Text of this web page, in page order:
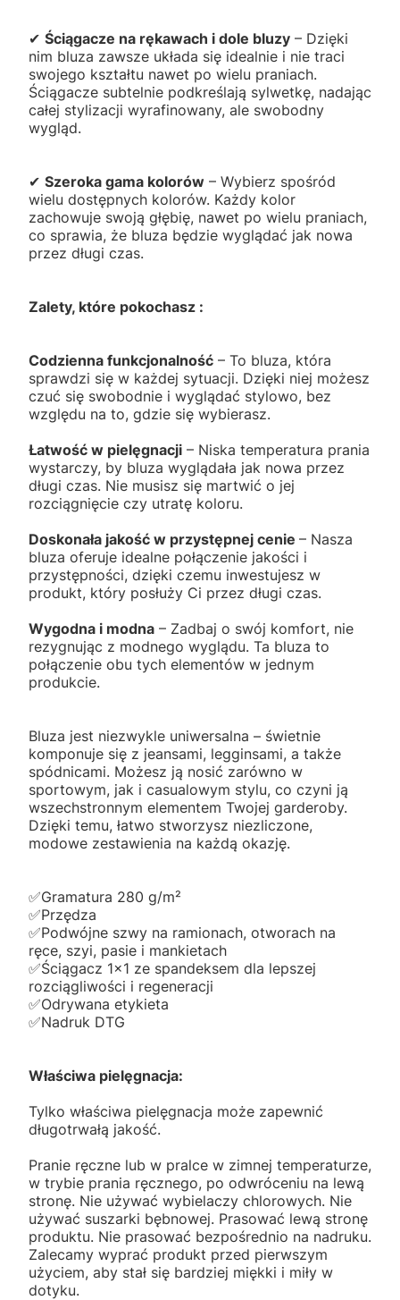
✔ Ściągacze na rękawach i dole bluzy – Dzięki
nim bluza zawsze układa się idealnie i nie traci
swojego kształtu nawet po wielu praniach.
Ściągacze subtelnie podkreślają sylwetkę, nadając
całej stylizacji wyrafinowany, ale swobodny
wygląd.
✔ Szeroka gama kolorów – Wybierz spośród
wielu dostępnych kolorów. Każdy kolor
zachowuje swoją głębię, nawet po wielu praniach,
co sprawia, że bluza będzie wyglądać jak nowa
przez długi czas.
Zalety, które pokochasz :
Codzienna funkcjonalność – To bluza, która
sprawdzi się w każdej sytuacji. Dzięki niej możesz
czuć się swobodnie i wyglądać stylowo, bez
względu na to, gdzie się wybierasz.
Łatwość w pielęgnacji – Niska temperatura prania
wystarczy, by bluza wyglądała jak nowa przez
długi czas. Nie musisz się martwić o jej
rozciągnięcie czy utratę koloru.
Doskonała jakość w przystępnej cenie – Nasza
bluza oferuje idealne połączenie jakości i
przystępności, dzięki czemu inwestujesz w
produkt, który posłuży Ci przez długi czas.
Wygodna i modna – Zadbaj o swój komfort, nie
rezygnując z modnego wyglądu. Ta bluza to
połączenie obu tych elementów w jednym
produkcie.
Bluza jest niezwykle uniwersalna – świetnie
komponuje się z jeansami, legginsami, a także
spódnicami. Możesz ją nosić zarówno w
sportowym, jak i casualowym stylu, co czyni ją
wszechstronnym elementem Twojej garderoby.
Dzięki temu, łatwo stworzysz niezliczone,
modowe zestawienia na każdą okazję.
✅️Gramatura 280 g/m²
✅️Przędza
✅️Podwójne szwy na ramionach, otworach na
ręce, szyi, pasie i mankietach
✅️Ściągacz 1x1 ze spandeksem dla lepszej
rozciągliwości i regeneracji
✅️Odrywana etykieta
✅️Nadruk DTG
Właściwa pielęgnacja:
Tylko właściwa pielęgnacja może zapewnić
długotrwałą jakość.
Pranie ręczne lub w pralce w zimnej temperaturze,
w trybie prania ręcznego, po odwróceniu na lewą
stronę. Nie używać wybielaczy chlorowych. Nie
używać suszarki bębnowej. Prasować lewą stronę
produktu. Nie prasować bezpośrednio na nadruku.
Zalecamy wyprać produkt przed pierwszym
użyciem, aby stał się bardziej miękki i miły w
dotyku.